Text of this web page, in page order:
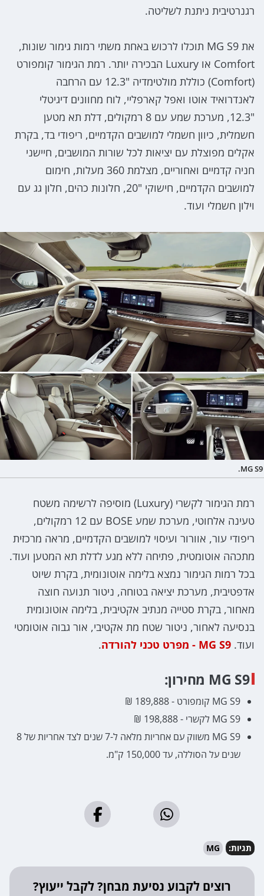
רגנרטיבית ניתנת לשליטה.
את MG S9 תוכלו לרכוש באחת משתי רמות גימור שונות,
Comfort או Luxury הבכירה יותר. רמת הגימור קומפורט
(Comfort) כוללת מולטימדיה "12.3 עם הרחבה
לאנדרואיד אוטו ואפל קארפליי, לוח מחוונים דיגיטלי
"12.3, מערכת שמע עם 8 רמקולים, דלת תא מטען
חשמלית, כיוון חשמלי למושבים הקדמיים, ריפודי בד, בקרת
אקלים מפוצלת עם יציאות לכל שורות המושבים, חיישני
חניה קדמיים ואחוריים, מצלמת 360 מעלות, חימום
למושבים הקדמיים, חישוקי "20, חלונות כהים, חלון גג עם
וילון חשמלי ועוד.
MG S9.
רמת הגימור לקשרי (Luxury) מוסיפה לרשימה משטח
טעינה אלחוטי, מערכת שמע BOSE עם 12 רמקולים,
ריפודי עור, אוורור ועיסוי למושבים הקדמיים, מראה מרכזית
מתכהה אוטומטית, פתיחה ללא מגע לדלת תא המטען ועוד.
בכל רמות הגימור נמצא בלימה אוטונומית, בקרת שיוט
אדפטיבית, מערכת יציאה בטוחה, ניטור תנועה חוצה
מאחור, בקרת סטייה מנתיב אקטיבית, בלימה אוטונומית
בנסיעה לאחור, ניטור שטח מת אקטיבי, אור גבוה אוטומטי
ועוד. MG S9 - מפרט טכני להורדה .
MG S9 מחירון:
MG S9 קומפורט - 189,888 ₪
MG S9 לקשרי - 198,888 ₪
MG S9 משווק עם אחריות מלאה ל-7 שנים לצד אחריות של 8
שנים על הסוללה, עד 150,000 ק"מ.
תגיות: MG
רוצים לקבוע נסיעת מבחן? לקבל ייעוץ?